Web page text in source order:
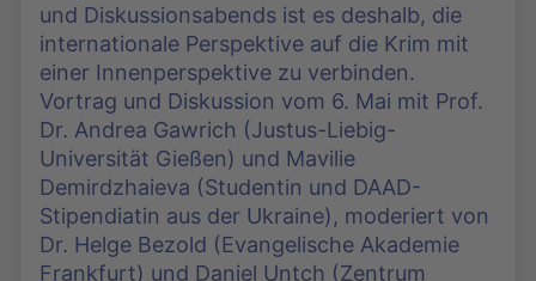
und Diskussionsabends ist es deshalb, die
internationale Perspektive auf die Krim mit
einer Innenperspektive zu verbinden.
Vortrag und Diskussion vom 6. Mai mit Prof.
Dr. Andrea Gawrich (Justus-Liebig-
Universität Gießen) und Mavilie
Demirdzhaieva (Studentin und DAAD-
Stipendiatin aus der Ukraine), moderiert von
Dr. Helge Bezold (Evangelische Akademie
Frankfurt) und Daniel Untch (Zentrum